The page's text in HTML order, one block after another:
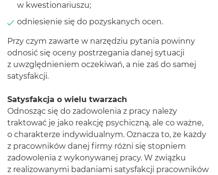
w kwestionariuszu;
odniesienie się do pozyskanych ocen.
Przy czym zawarte w narzędziu pytania powinny
odnosić się oceny postrzegania danej sytuacji
z uwzględnieniem oczekiwań, a nie zaś do samej
satysfakcji.
Satysfakcja o wielu twarzach
Odnosząc się do zadowolenia z pracy należy
traktować je jako reakcję psychiczną, ale co ważne,
o charakterze indywidualnym. Oznacza to, że każdy
z pracowników danej firmy różni się stopniem
zadowolenia z wykonywanej pracy. W związku
z realizowanymi badaniami satysfakcji pracowników